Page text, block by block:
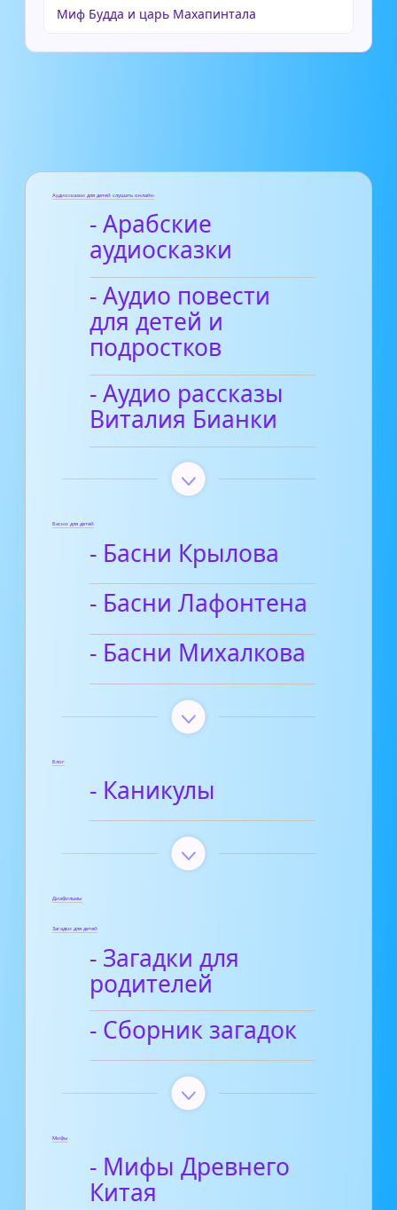
Миф Будда и царь Махапинтала
Аудиосказки для детей слушать онлайн
- Арабские
аудиосказки
- Аудио повести
для детей и
подростков
- Аудио рассказы
Виталия Бианки
Басни для детей
- Басни Крылова
- Басни Лафонтена
- Басни Михалкова
Блог
- Каникулы
Диафильмы
Загадки для детей
- Загадки для
родителей
- Сборник загадок
Мифы
- Мифы Древнего
Китая